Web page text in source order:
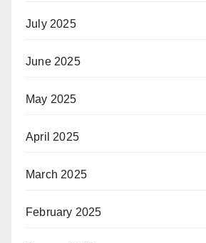
July 2025
June 2025
May 2025
April 2025
March 2025
February 2025